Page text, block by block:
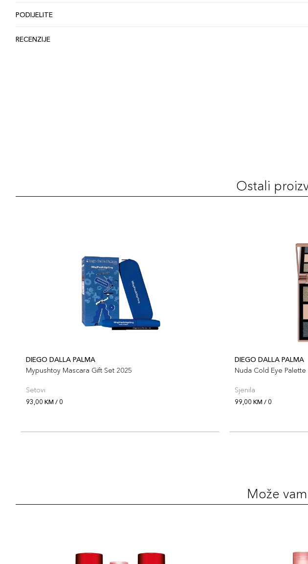
PODIJELITE
RECENZIJE
Ostali
DIEGO DALLA PALMA
Mypushtoy Mascara Gift Set 2025
Setovi
93,00 KM / 0
DIEGO DALLA PALMA
Nuda Cold Eye Palette
Sjenila
99,00 KM / 0
Može